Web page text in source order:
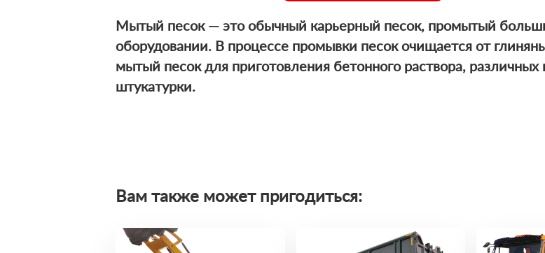
Мытый песок — это обычный карьерный песок, промытый
оборудовании. В процессе промывки песок очищается от
мытый песок для приготовления бетонного раствора,
штукатурки.
Вам также может пригодиться: